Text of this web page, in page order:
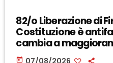
82/o Liberazione di
Costituzione è
cambia a
today